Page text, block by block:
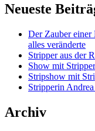
Neueste
Der Zauber
alles veränderte
Stripper aus der
Show mit
Stripshow mit
Stripperin
Archiv